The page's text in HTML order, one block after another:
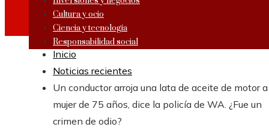
Cultura y ocio
Ciencia y tecnología
Responsabilidad social
Inicio
Noticias recientes
Un conductor arroja una lata de aceite de motor
mujer de 75 años, dice la policía de WA. ¿Fue un
crimen de odio?